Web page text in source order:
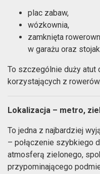
plac zabaw,
wózkownia,
zamknięta
w garażu oraz
To szczególnie duży atut
korzystających z rowerów.
Lokalizacja – metro,
To jedna z najbardziej
– połączenie szybkiego
atmosferą zielonego,
przypominającego